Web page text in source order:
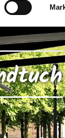
|Impressum